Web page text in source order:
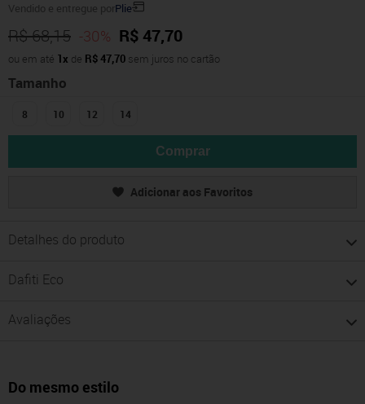
Vendido e entregue porPlie
R$ 68,15 -30% R$ 47,70
ou em até 1x de R$ 47,70 sem juros no cartão
Tamanho
8 10 12 14
Comprar
Adicionar aos Favoritos
Detalhes do produto
Dafiti Eco
Avaliações
Do mesmo estilo